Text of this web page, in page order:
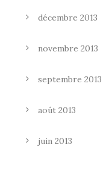
décembre 2013
novembre 2013
septembre 2013
août 2013
juin 2013